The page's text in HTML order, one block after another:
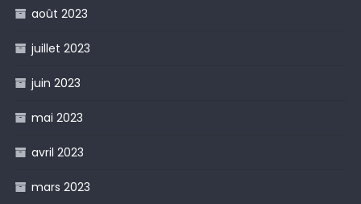
août 2023
juillet 2023
juin 2023
mai 2023
avril 2023
mars 2023